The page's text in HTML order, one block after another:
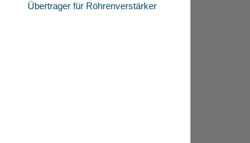
Übertrager für Röhrenverstärker